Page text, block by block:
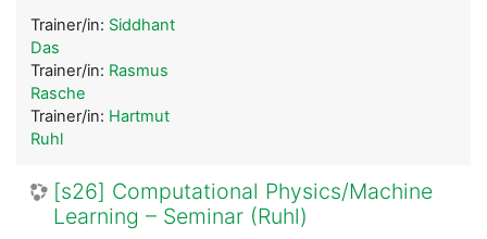
Trainer/in: Siddhant
Das
Trainer/in: Rasmus
Rasche
Trainer/in: Hartmut
Ruhl
[s26] Computational Physics/Machine
Learning – Seminar (Ruhl)